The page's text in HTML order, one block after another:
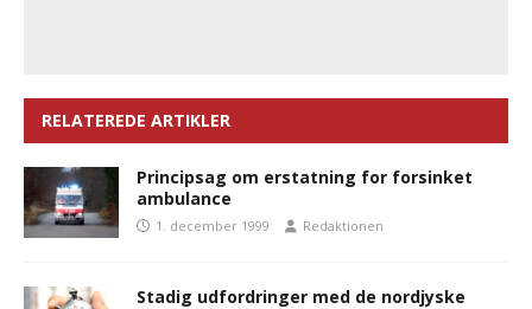
RELATEREDE ARTIKLER
Principsag om erstatning for forsinket
ambulance
1. december 1999 Redaktionen
Stadig udfordringer med de nordjyske